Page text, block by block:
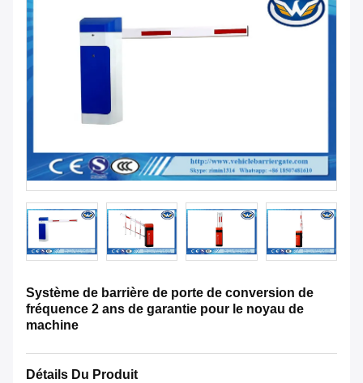
Système de barrière de porte de conversion de
fréquence 2 ans de garantie pour le noyau de
machine
Détails Du Produit